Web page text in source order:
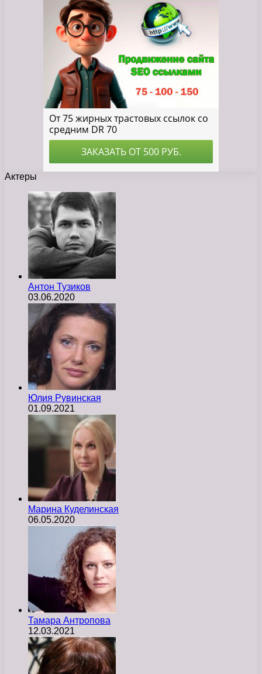
Актеры
Антон Тузиков
03.06.2020
Юлия Рувинская
01.09.2021
Марина Куделинская
06.05.2020
Тамара Антропова
12.03.2021